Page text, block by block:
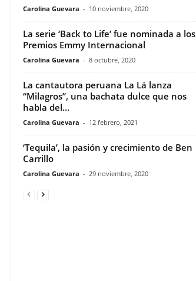
Carolina Guevara - 10 noviembre, 2020
La serie ‘Back to Life’ fue nominada a los
Premios Emmy Internacional
Carolina Guevara - 8 octubre, 2020
La cantautora peruana La Lá lanza
“Milagros”, una bachata dulce que nos
habla del...
Carolina Guevara - 12 febrero, 2021
‘Tequila’, la pasión y crecimiento de Ben
Carrillo
Carolina Guevara - 29 noviembre, 2020